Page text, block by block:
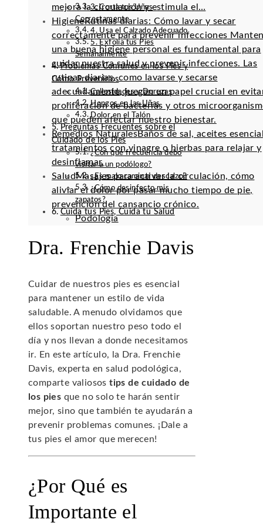
mejora la circulación y estimula el…
HigieneRutinas diarias: Cómo lavar y secar
correctamente para prevenir infecciones
una buena higiene personal es fundamental para
cuidar nuestra salud y prevenir infecciones. Las
rutinas diarias, como lavarse y secarse
adecuadamente, juegan un papel crucial en
proliferación de bacterias y otros
que pueden afectar nuestro bienestar.
Remedios NaturalesBaños de sal, aceites
tratamientos con vinagre o hierbas para relajar y
desinflamar.
SaludMasajes para activar la circulación, cómo
aliviar el dolor por pasar mucho tiempo de pie,
prevención del cansancio crónico.
Podología
3. Corta tus Uñas
Correctamente
4. Usa el Calzado Adecuado
5. Exfolia tus Pies
Semanalmente
Problemas Comunes en los Pies y
Cómo Prevenirlos
Callosidades y Durezas
Hongos en las Uñas
Dolor en el Talón
Preguntas Frecuentes sobre el
Cuidado de los Pies
¿Con qué frecuencia debo
visitar a un podólogo?
¿Es malo caminar descalzo?
¿Cómo desinfecto mis
zapatos?
Cuida tus Pies, Cuida tu Salud
Dra. Frenchie Davis
Cuidar de nuestros pies es esencial
para mantener un estilo de vida
saludable. A menudo olvidamos que
ellos soportan nuestro peso todo el
día y nos llevan a donde necesitamos
ir. En este artículo, la Dra. Frenchie
Davis, experta en salud podológica,
comparte valiosostips de cuidado de
los pies que no solo te harán sentir
mejor, sino que también te ayudarán a
prevenir problemas comunes. ¡Dale a
tus pies el amor que merecen!
¿Por Qué es
Importante el